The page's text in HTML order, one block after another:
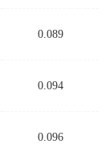
0.089
0.094
0.096